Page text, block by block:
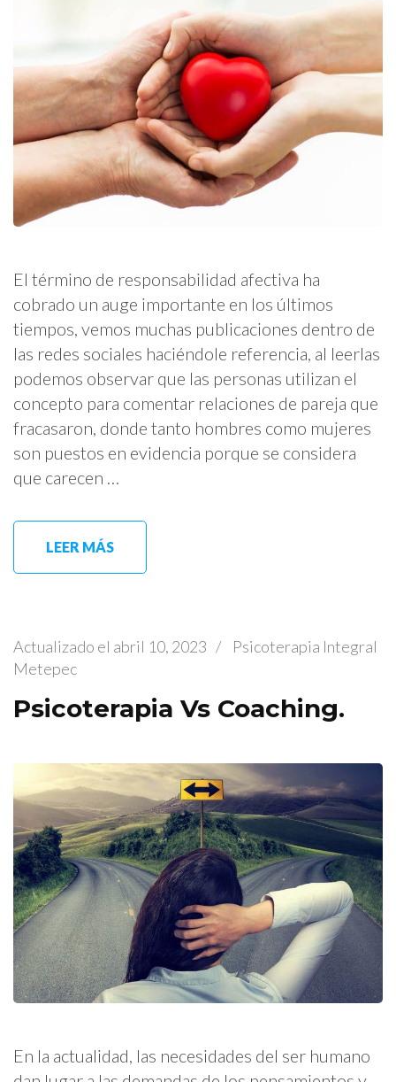
El término de responsabilidad afectiva ha
cobrado un auge importante en los últimos
tiempos, vemos muchas publicaciones dentro de
las redes sociales haciéndole referencia, al leerlas
podemos observar que las personas utilizan el
concepto para comentar relaciones de pareja que
fracasaron, donde tanto hombres como mujeres
son puestos en evidencia porque se considera
que carecen …
LEER MÁS
Actualizado el abril 10, 2023 /
Psicoterapia Integral
Metepec
Psicoterapia Vs Coaching.
En la actualidad, las necesidades del ser humano